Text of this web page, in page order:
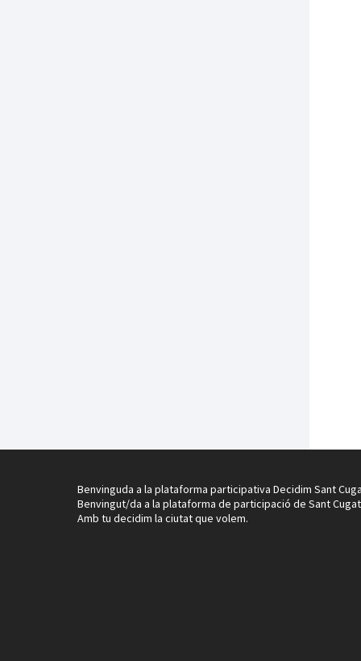
Benvinguda a la plataforma participativa Decidim Sant
Benvingut/da a la plataforma de participació de Sant
Amb tu decidim la ciutat que volem.